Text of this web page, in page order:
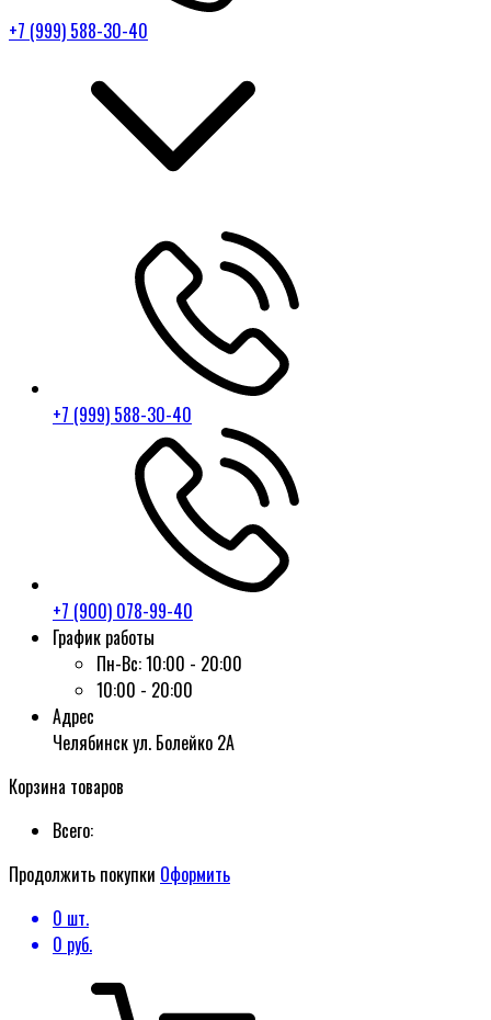
+7 (999) 588-30-40
+7 (999) 588-30-40
+7 (900) 078-99-40
График работы
Пн-Вс:10:00 - 20:00
10:00 - 20:00
Адрес
Челябинск ул. Болейко 2А
Корзина товаров
Всего:
Продолжить покупки Оформить
0 шт.
0 руб.